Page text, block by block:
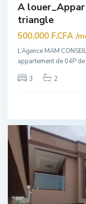
A
triangle
500.000 F.CFA/
L’Agence MAM
appartement de 04P
3
2